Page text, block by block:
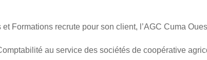
Formations recrute pour son client, l’AGC Cuma
au service des sociétés de coopérative